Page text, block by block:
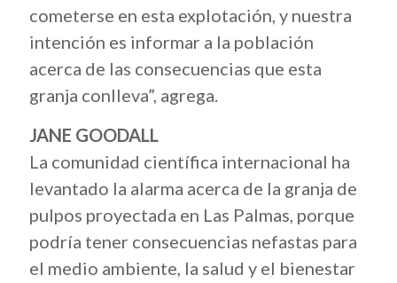
cometerse en esta explotación, y nuestra
intención es informar a la población
acerca de las consecuencias que esta
granja conlleva”, agrega.
JANE GOODALL
La comunidad científica internacional ha
levantado la alarma acerca de la granja de
pulpos proyectada en Las Palmas, porque
podría tener consecuencias nefastas para
el medio ambiente, la salud y el bienestar